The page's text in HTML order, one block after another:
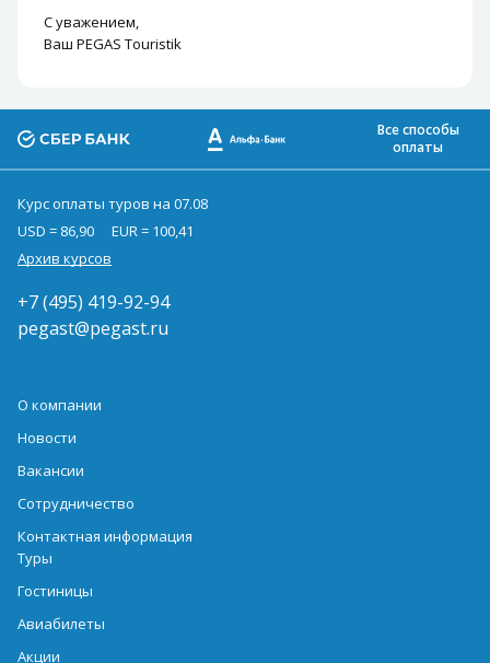
С уважением,
Ваш PEGAS Touristik
Все способы
оплаты
Курс оплаты туров на 07.08
USD = 86,90
EUR = 100,41
Архив курсов
+7 (495) 419-92-94
pegast@pegast.ru
О компании
Новости
Вакансии
Сотрудничество
Контактная информация
Туры
Гостиницы
Авиабилеты
Акции